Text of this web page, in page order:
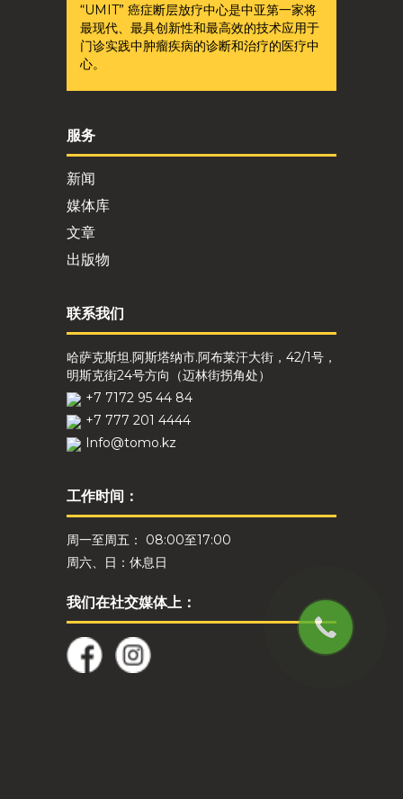
“UMIT” 癌症断层放疗中心是中亚第一家将
最现代、最具创新性和最高效的技术应用于
门诊实践中肿瘤疾病的诊断和治疗的医疗中
心。
服务
新闻
媒体库
文章
出版物
联系我们
哈萨克斯坦.阿斯塔纳市.阿布莱汗大街，42/1号，
明斯克街24号方向（迈林街拐角处）
+7 7172 95 44 84
+7 777 201 4444
Info@tomo.kz
工作时间：
周一至周五： 08:00至17:00
周六、日：休息日
我们在社交媒体上：